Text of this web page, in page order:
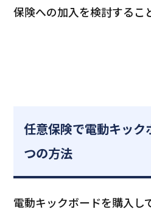
保険への加入を検討するこ
任意保険で電動キック
つの方法
電動キックボードを購入し